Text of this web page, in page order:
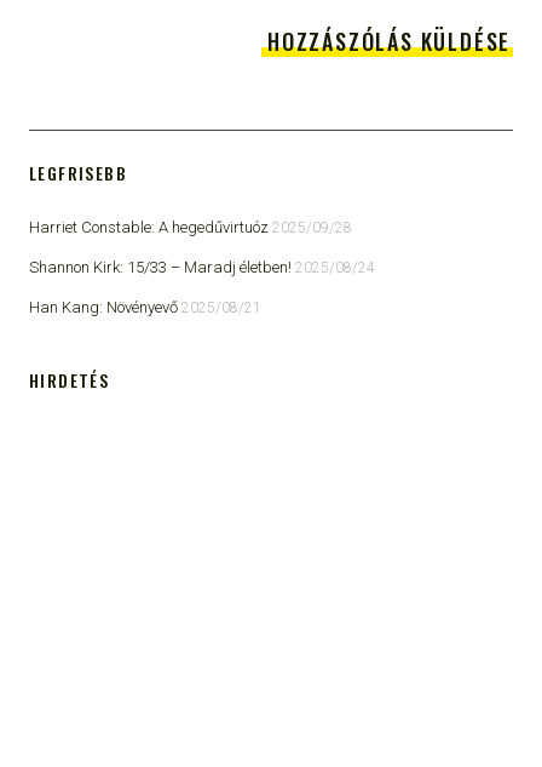
LEGFRISEBB
Harriet Constable: A hegedűvirtuóz 2025/09/28
Shannon Kirk: 15/33 ​– Maradj életben! 2025/08/24
Han Kang: Növényevő 2025/08/21
HIRDETÉS